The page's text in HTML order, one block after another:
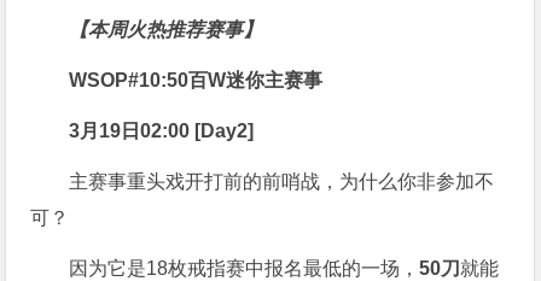
【本周火热推荐赛事】
WSOP#10:50百W迷你主赛事
3月19日02:00 [Day2]
主赛事重头戏开打前的前哨战，为什么你非参加不
可？
因为它是18枚戒指赛中报名最低的一场，50刀 就能